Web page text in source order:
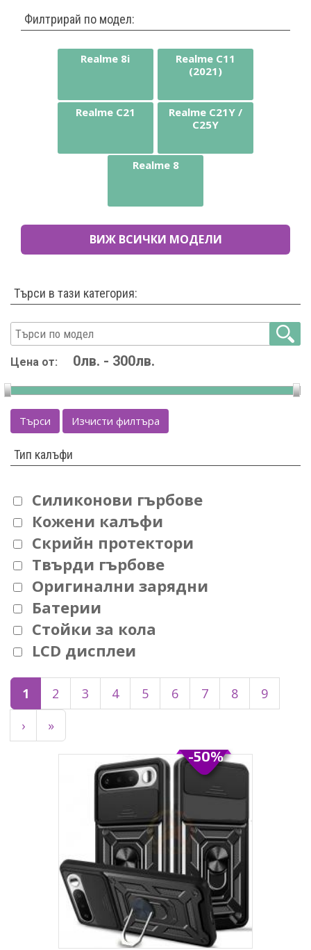
Филтрирай по модел:
Realme 8i
Realme C11
(2021)
Realme C21
Realme C21Y /
C25Y
Realme 8
ВИЖ ВСИЧКИ МОДЕЛИ
Търси в тази категория:
Цена от:
Търси Изчисти филтъра
Тип калъфи
Силиконови гърбове
Кожени калъфи
Скрийн протектори
Твърди гърбове
Оригинални зарядни
Батерии
Стойки за кола
LCD дисплеи
1 2 3 4 5 6 7 8
9
›
»
-50%